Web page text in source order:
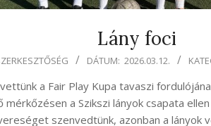
Lány foci
DÁTUM: 2026.03.12.
a Fair Play Kupa tavaszi
a Szikszi lányok csapata
szenvedtünk, azonban a lányok